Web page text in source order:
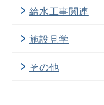
給水工事関連
施設見学
その他